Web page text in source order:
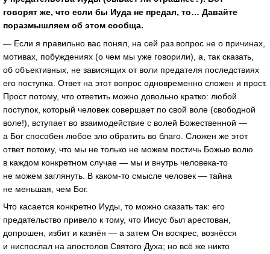
говорят же, что если бы Иуда не предал, то… Давайте
поразмышляем об этом сообща.
— Если я правильно вас понял, на сей раз вопрос не о причинах,
мотивах, побуждениях (о чем мы уже говорили), а, так сказать,
об объективных, не зависящих от воли предателя последствиях
его поступка. Ответ на этот вопрос одновременно сложен и прост.
Прост потому, что ответить можно довольно кратко: любой
поступок, который человек совершает по свой воле (свободной
воле!), вступает во взаимодействие с волей Божественной —
а Бог способен любое зло обратить во благо. Сложен же этот
ответ потому, что мы не только не можем постичь Божью волю
в каждом конкретном случае — мы и внутрь человека-то
не можем заглянуть. В каком-то смысле человек — тайна
не меньшая, чем Бог.
Что касается конкретно Иуды, то можно сказать так: его
предательство привело к тому, что Иисус был арестован,
допрошен, избит и казнён — а затем Он воскрес, вознёсся
и ниспослал на апостолов Святого Духа; но всё же никто